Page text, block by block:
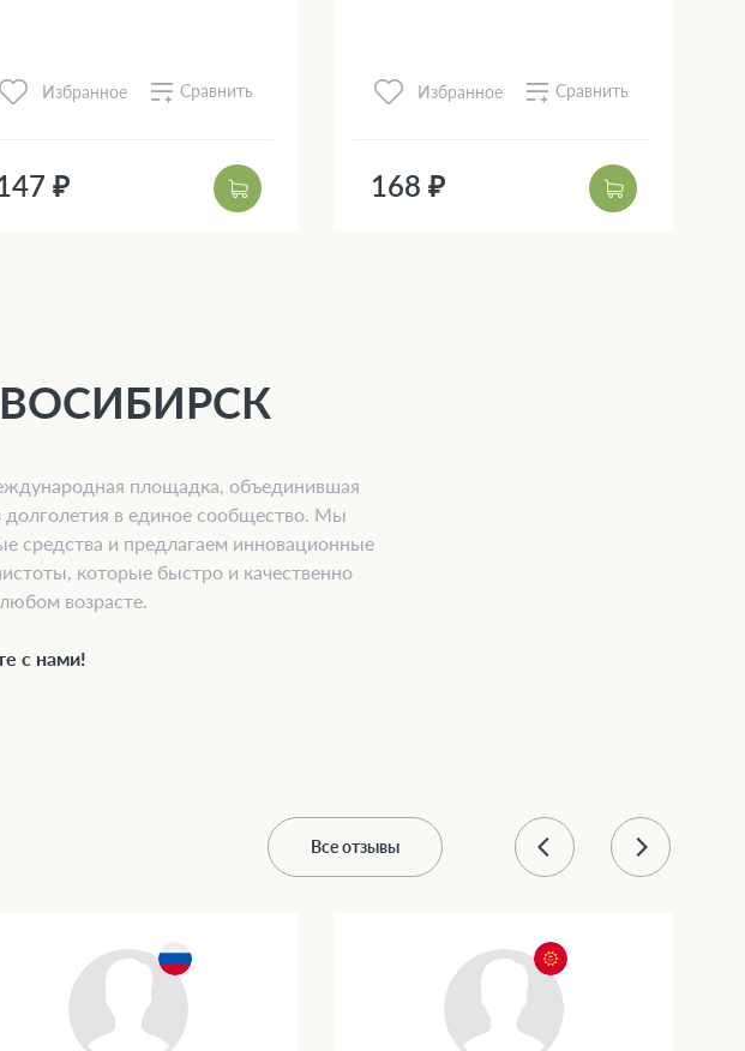
Избранное Сравнить
₽
Избранное Сравнить
168 ₽
площадка, объединившая
долголетия в единое сообщество. Мы
средства и предлагаем инновационные
которые быстро и качественно
возрасте.
с нами!
Все отзывы